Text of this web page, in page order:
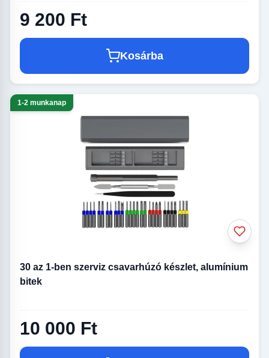
9 200 Ft
Kosárba
1-2 munkanap
30 az 1-ben szerviz csavarhúzó készlet, alumínium
bitek
10 000 Ft